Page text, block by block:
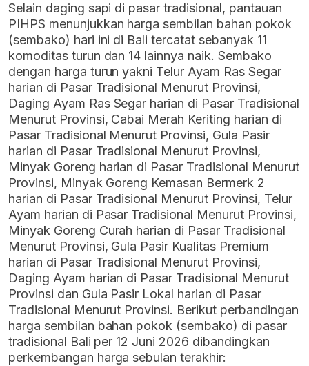
Selain daging sapi di pasar tradisional, pantauan
PIHPS menunjukkan harga sembilan bahan pokok
(sembako) hari ini di Bali tercatat sebanyak 11
komoditas turun dan 14 lainnya naik. Sembako
dengan harga turun yakni Telur Ayam Ras Segar
harian di Pasar Tradisional Menurut Provinsi,
Daging Ayam Ras Segar harian di Pasar Tradisional
Menurut Provinsi, Cabai Merah Keriting harian di
Pasar Tradisional Menurut Provinsi, Gula Pasir
harian di Pasar Tradisional Menurut Provinsi,
Minyak Goreng harian di Pasar Tradisional Menurut
Provinsi, Minyak Goreng Kemasan Bermerk 2
harian di Pasar Tradisional Menurut Provinsi, Telur
Ayam harian di Pasar Tradisional Menurut Provinsi,
Minyak Goreng Curah harian di Pasar Tradisional
Menurut Provinsi, Gula Pasir Kualitas Premium
harian di Pasar Tradisional Menurut Provinsi,
Daging Ayam harian di Pasar Tradisional Menurut
Provinsi dan Gula Pasir Lokal harian di Pasar
Tradisional Menurut Provinsi. Berikut perbandingan
harga sembilan bahan pokok (sembako) di pasar
tradisional Bali per 12 Juni 2026 dibandingkan
perkembangan harga sebulan terakhir: